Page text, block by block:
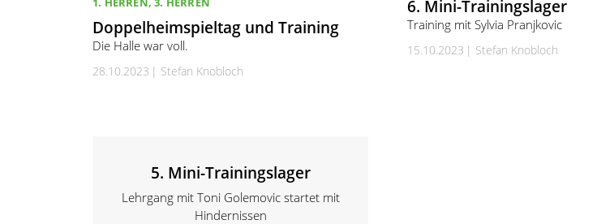
Doppelheimspieltag und Training
Die Halle war voll.
28.10.2023 Stefan Knobloch
6. Mini-Trainingslager
Training mit Sylvia Pranjkovic
15.10.2023 Stefan Knobloch
5. Mini-Trainingslager
Lehrgang mit Toni Golemovic startet mit
Hindernissen